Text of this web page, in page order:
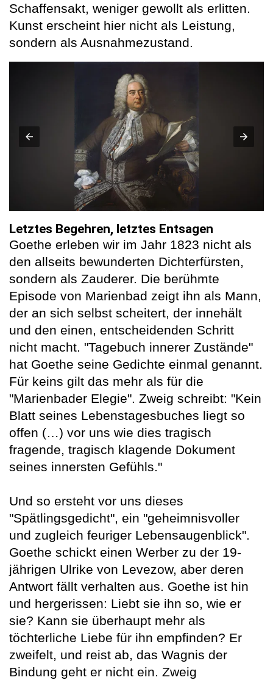
Schaffensakt, weniger gewollt als erlitten.
Kunst erscheint hier nicht als Leistung,
sondern als Ausnahmezustand.
Letztes Begehren, letztes Entsagen
Goethe erleben wir im Jahr 1823 nicht als
den allseits bewunderten Dichterfürsten,
sondern als Zauderer. Die berühmte
Episode von Marienbad zeigt ihn als Mann,
der an sich selbst scheitert, der innehält
und den einen, entscheidenden Schritt
nicht macht. "Tagebuch innerer Zustände"
hat Goethe seine Gedichte einmal genannt.
Für keins gilt das mehr als für die
"Marienbader Elegie". Zweig schreibt: "Kein
Blatt seines Lebenstagesbuches liegt so
offen (…) vor uns wie dies tragisch
fragende, tragisch klagende Dokument
seines innersten Gefühls."
Und so ersteht vor uns dieses
"Spätlingsgedicht", ein "geheimnisvoller
und zugleich feuriger Lebensaugenblick".
Goethe schickt einen Werber zu der 19-
jährigen Ulrike von Levezow, aber deren
Antwort fällt verhalten aus. Goethe ist hin
und hergerissen: Liebt sie ihn so, wie er
sie? Kann sie überhaupt mehr als
töchterliche Liebe für ihn empfinden? Er
zweifelt, und reist ab, das Wagnis der
Bindung geht er nicht ein. Zweig